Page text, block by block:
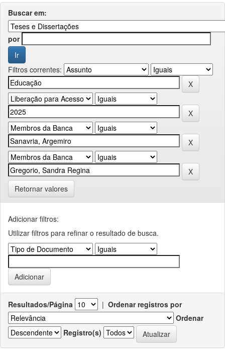
Buscar em:
por
Filtros correntes:
Retornar valores
Adicionar filtros:
Utilizar filtros para refinar o resultado de busca.
Resultados/Página | Ordenar registros por
Ordenar
Registro(s)